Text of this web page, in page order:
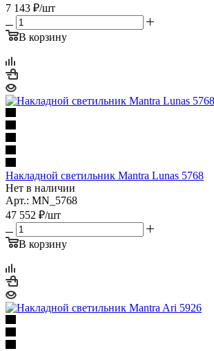
7 143 ₽/шт
В корзину
Накладной светильник Mantra Lunas 5768
Нет в наличии
Арт.: MN_5768
47 552 ₽/шт
В корзину